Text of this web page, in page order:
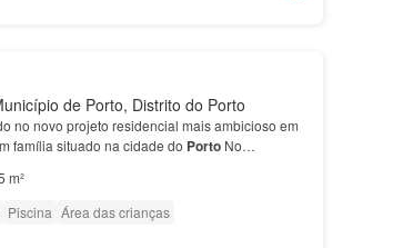
de Porto, Distrito do Porto
no novo projeto residencial mais ambicioso em
família situado na cidade do PortoNo
os
m²
Piscina Área das crianças